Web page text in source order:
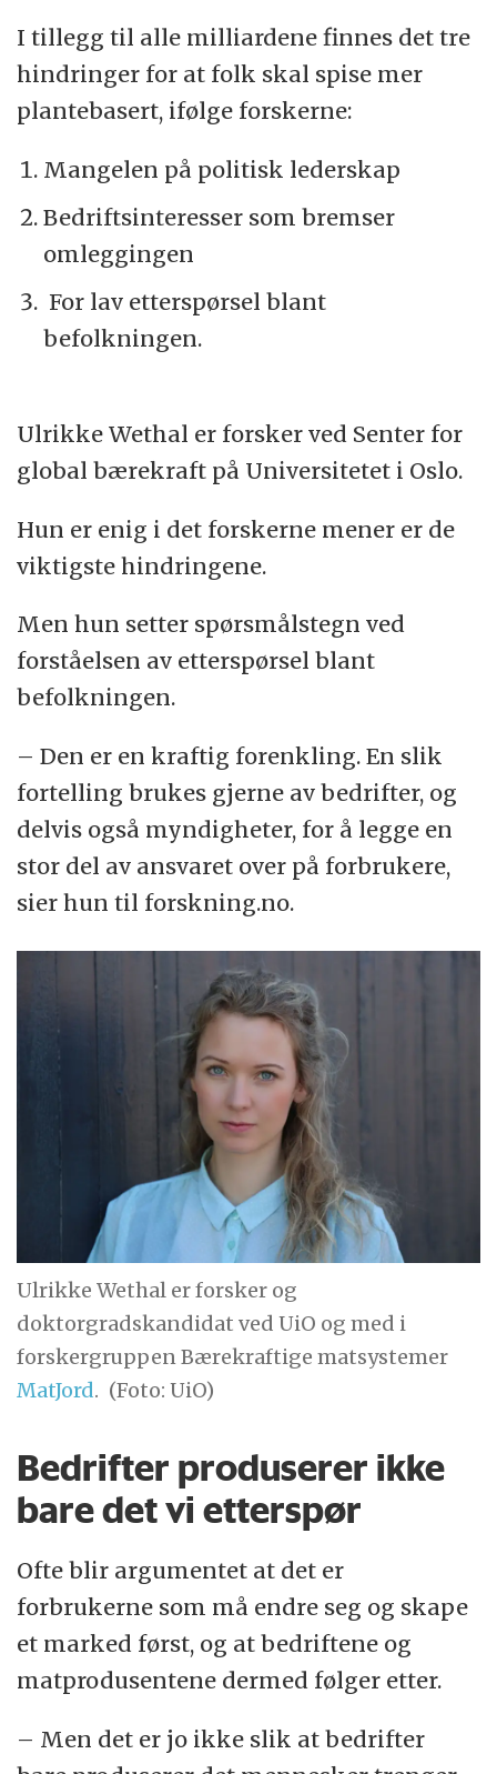
I tillegg til alle milliardene finnes det tre
hindringer for at folk skal spise mer
plantebasert, ifølge forskerne:
Mangelen på politisk lederskap
Bedriftsinteresser som bremser
omleggingen
For lav etterspørsel blant
befolkningen.
Ulrikke Wethal er forsker ved Senter for
global bærekraft på Universitetet i Oslo.
Hun er enig i det forskerne mener er de
viktigste hindringene.
Men hun setter spørsmålstegn ved
forståelsen av etterspørsel blant
befolkningen.
– Den er en kraftig forenkling. En slik
fortelling brukes gjerne av bedrifter, og
delvis også myndigheter, for å legge en
stor del av ansvaret over på forbrukere,
sier hun til forskning.no.
Ulrikke Wethal er forsker og
doktorgradskandidat ved UiO og med i
forskergruppen Bærekraftige matsystemer
MatJord. (Foto: UiO)
Bedrifter produserer ikke
bare det vi etterspør
Ofte blir argumentet at det er
forbrukerne som må endre seg og skape
et marked først, og at bedriftene og
matprodusentene dermed følger etter.
– Men det er jo ikke slik at bedrifter